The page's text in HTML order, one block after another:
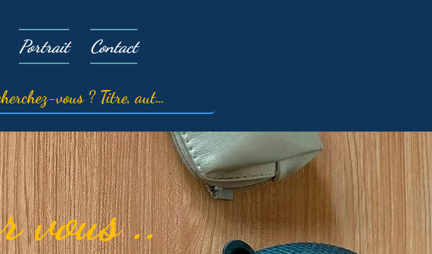
Portrait Contact
vous ..